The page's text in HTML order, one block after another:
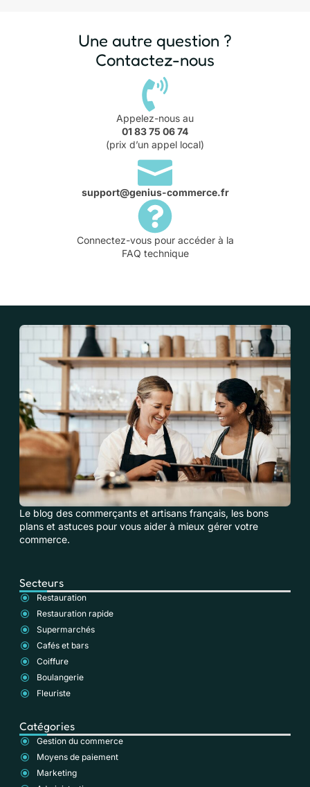
Une autre question ?
Contactez-nous
Appelez-nous au
01 83 75 06 74
(prix d’un appel local)
support@genius-commerce.fr
Connectez-vous pour accéder à la
FAQ technique
Le blog des commerçants et artisans français, les bons
plans et astuces pour vous aider à mieux gérer votre
commerce.
Secteurs
Restauration
Restauration rapide
Supermarchés
Cafés et bars
Coiffure
Boulangerie
Fleuriste
Catégories
Gestion du commerce
Moyens de paiement
Marketing